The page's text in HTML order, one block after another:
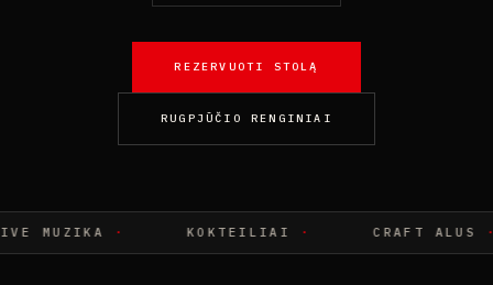
REZERVUOTI STOLĄ
RUGPJŪČIO RENGINIAI
· KOKTEILIAI · CRAFT ALUS ·